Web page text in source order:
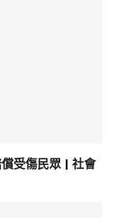
受傷民眾 | 社會